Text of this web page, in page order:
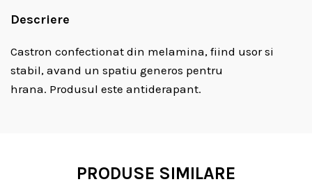
Descriere
Castron confectionat din melamina, fiind usor si
stabil, avand un spatiu generos pentru
hrana. Produsul este antiderapant.
PRODUSE SIMILARE